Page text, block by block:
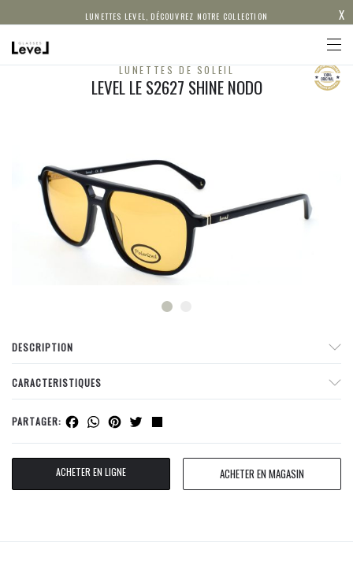
LUNETTES LEVEL, DÉCOUVREZ NOTRE COLLECTION X
LUNETTES DE SOLEIL
LEVEL LE S2627 SHINE NODO
DESCRIPTION
CARACTERISTIQUES
PARTAGER: Facebook
WhatsApp
Pinterest
Twitter
ACHETER EN LIGNE ACHETER EN MAGASIN